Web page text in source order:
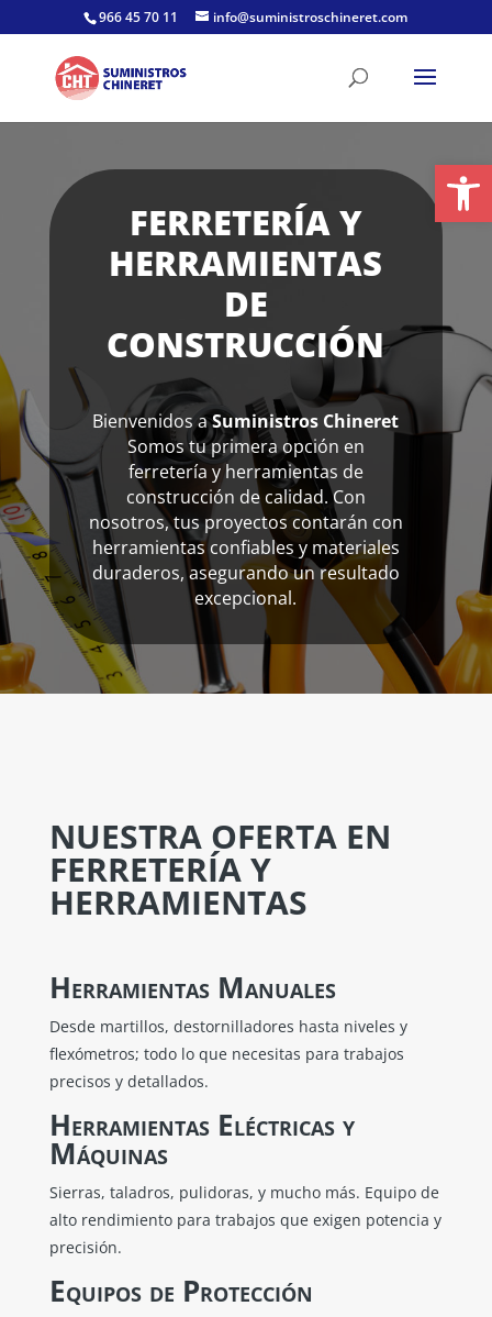
966 45 70 11 info@suministroschineret.com
FERRETERÍA Y
HERRAMIENTAS
DE
CONSTRUCCIÓN
Bienvenidos aSuministros Chineret
Somos tu primera opción en
ferretería y herramientas de
construcción de calidad. Con
nosotros, tus proyectos contarán con
herramientas confiables y materiales
duraderos, asegurando un resultado
excepcional.
NUESTRA OFERTA EN
FERRETERÍA Y
HERRAMIENTAS
Herramientas Manuales
Desde martillos, destornilladores hasta niveles y
flexómetros; todo lo que necesitas para trabajos
precisos y detallados.
Herramientas Eléctricas y
Máquinas
Sierras, taladros, pulidoras, y mucho más. Equipo de
alto rendimiento para trabajos que exigen potencia y
precisión.
Equipos de Protección